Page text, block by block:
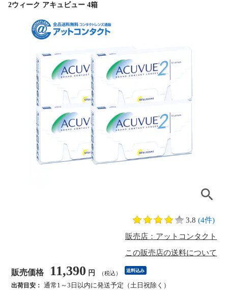
2ウィーク アキュビュー 4箱
3.8 (4件)
販売店：アットコンタクト
この販売店の送料について
販売価格 11,390 円 （税込） 送料込み
出荷目安： 通常1～3日以内に発送予定（土日祝除く）